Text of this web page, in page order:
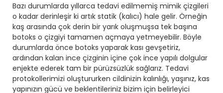
Bazı durumlarda yıllarca tedavi edilmemiş mimik çizgileri
o kadar derinleşir ki artık statik (kalıcı) hale gelir. Örneğin
kaş arasında çok derin bir yarık oluşmuşsa tek başına
botoks o çizgiyi tamamen açmaya yetmeyebilir. Böyle
durumlarda önce botoks yaparak kası gevşetiriz,
ardından kalan ince çizginin içine çok ince yapılı dolgular
enjekte ederek tam bir pürüzsüzlük sağlarız. Tedavi
protokollerimizi oluştururken cildinizin kalınlığı, yaşınız, kas
yapınızın gücü ve beklentileriniz bizim için belirleyici